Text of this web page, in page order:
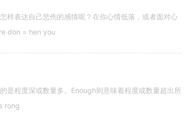
样表达自己悲伤的感情呢？在你心情低落，或者面对心
don = hen you
程度深或数量多。Enough则意味着程度或数量超出所
rong